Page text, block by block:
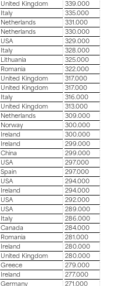
United Kingdom
339.000
Italy
335.000
Netherlands
331.000
Netherlands
330.000
USA
329.000
Italy
328.000
Lithuania
325.000
Romania
322.000
United Kingdom
317.000
United Kingdom
317.000
Italy
316.000
United Kingdom
313.000
Netherlands
309.000
Norway
300.000
Ireland
300.000
Ireland
299.000
China
299.000
USA
297.000
Spain
297.000
USA
294.000
Ireland
294.000
USA
292.000
USA
289.000
Italy
286.000
Canada
284.000
Romania
281.000
Ireland
280.000
United Kingdom
280.000
Greece
279.000
Ireland
277.000
Germany
271.000